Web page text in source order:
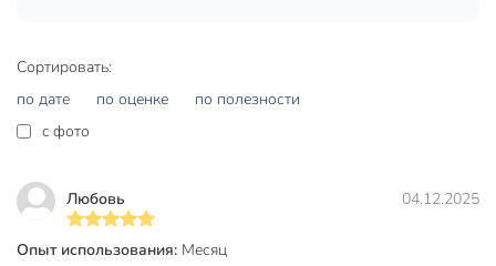
Цвет
Назначение
для чугунного
Сортировать:
по дате
по оценке
по полезности
c фото
Любовь 04.12.2025
Опыт использования: Месяц